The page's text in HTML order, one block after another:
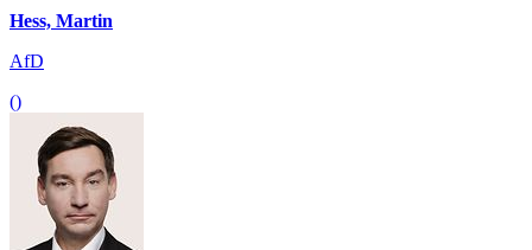
Hess, Martin
AfD
()